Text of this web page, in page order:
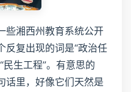
些湘西州教育系统公开
反复出现的词是“政治任
生工程”。有意思的
话里，好像它们天然是